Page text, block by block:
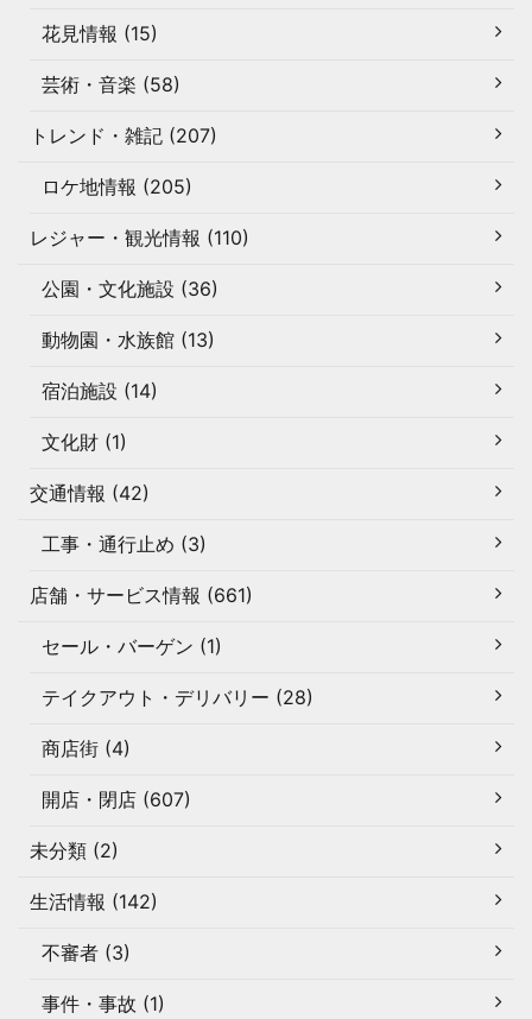
花見情報 (15)
芸術・音楽 (58)
トレンド・雑記 (207)
ロケ地情報 (205)
レジャー・観光情報 (110)
公園・文化施設 (36)
動物園・水族館 (13)
宿泊施設 (14)
文化財 (1)
交通情報 (42)
工事・通行止め (3)
店舗・サービス情報 (661)
セール・バーゲン (1)
テイクアウト・デリバリー (28)
商店街 (4)
開店・閉店 (607)
未分類 (2)
生活情報 (142)
不審者 (3)
事件・事故 (1)